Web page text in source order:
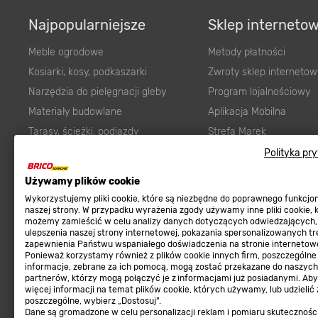
Polityka
Używamy plików cookie
Wykorzystujemy pliki cookie, które są niezbędne do poprawnego
naszej strony. W przypadku wyrażenia zgody używamy inne pliki cookie,
możemy zamieścić w celu analizy danych dotyczących odwiedzających,
ulepszenia naszej strony internetowej, pokazania spersonalizowanych
zapewnienia Państwu wspaniałego doświadczenia na stronie
Ponieważ korzystamy również z plików cookie innych firm, poszczególne
informacje, zebrane za ich pomocą, mogą zostać przekazane do naszych
partnerów, którzy mogą połączyć je z informacjami już posiadanymi.
więcej informacji na temat plików cookie, których używamy, lub udzielić
poszczególne, wybierz „Dostosuj”.
Dane są gromadzone w celu personalizacji reklam i pomiaru
Kosiarki, kosy, podkaszarki
Narzędzia do pielęgnacji gleby
Materiały budowlane
Tarasy, ścieżki, podjazdy
Podłoża i ziemie do ogrodu
Ogród
Farby wewnętrzne białe
Elektryka
Panele
Elektronarzędzia
Płytki
Panele podłogowe
Zwroty sklep internetowy
Program lojalnościowy
Aplikacja Mobilna
Strefa Marek
Zgłoś błąd
zgodności towaru z
Program Brico PRO
Regulaminy
Regulaminy